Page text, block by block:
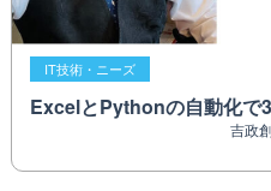
IT技術・ニーズ
ExcelとPythonの自動化で
吉政